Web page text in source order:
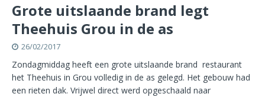
Grote uitslaande brand legt
Theehuis Grou in de as
26/02/2017
Zondagmiddag heeft een grote uitslaande brand restaurant
het Theehuis in Grou volledig in de as gelegd. Het gebouw had
een rieten dak. Vrijwel direct werd opgeschaald naar